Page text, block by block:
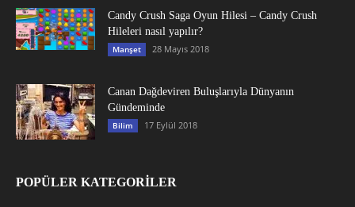
Candy Crush Saga Oyun Hilesi – Candy Crush
Hileleri nasıl yapılır?
Manşet 28 Mayıs 2018
Canan Dağdeviren Buluşlarıyla Dünyanın
Gündeminde
Bilim 17 Eylül 2018
POPÜLER KATEGORİLER